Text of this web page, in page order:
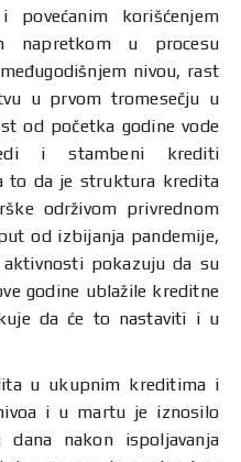
korišćenjem
napretkom u procesu
nivou, rast
u prvom tromesečju u
od početka godine vode
i stambeni krediti
to da je struktura kredita
održivom privrednom
od izbijanja pandemije,
pokazuju da su
godine ublažile kreditne
da će to nastaviti i u
u ukupnim kreditima i
i u martu je iznosilo
dana nakon ispoljavanja